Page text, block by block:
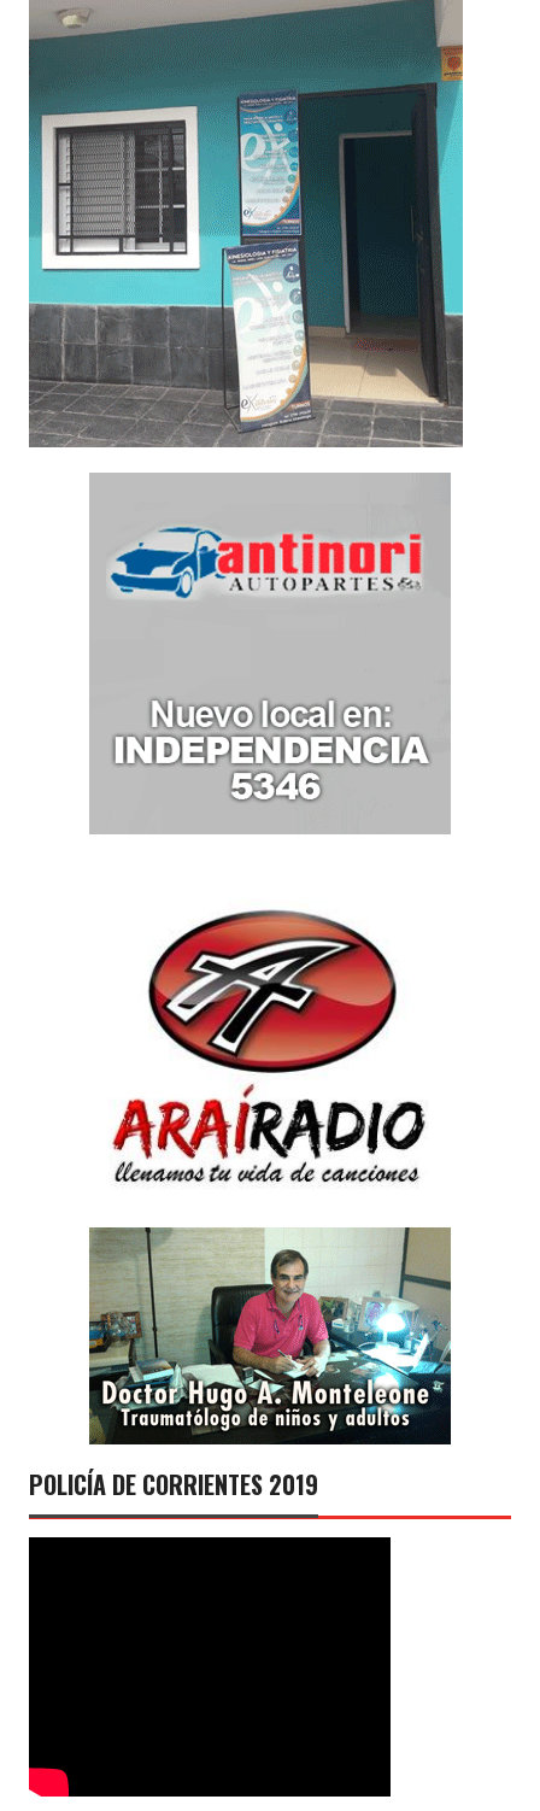
POLICÍA DE CORRIENTES 2019